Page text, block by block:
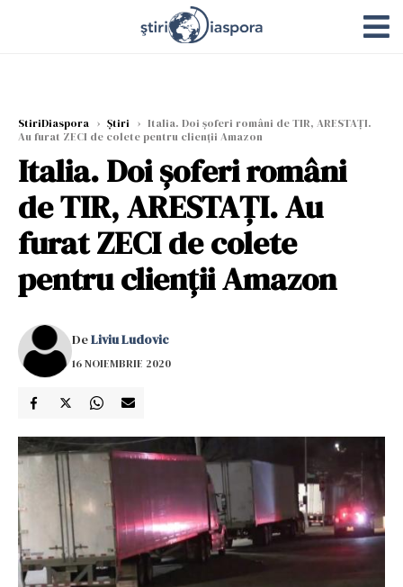
StiriDiaspora › Știri › Italia. Doi șoferi români de TIR, ARESTAȚI.
Au furat ZECI de colete pentru clienții Amazon
Italia. Doi șoferi români
de TIR, ARESTAȚI. Au
furat ZECI de colete
pentru clienții Amazon
DeLiviu Ludovic
16 NOIEMBRIE 2020